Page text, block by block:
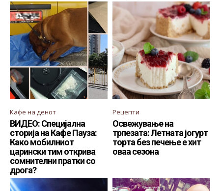
Кафе на денот
ВИДЕО: Специјална
сторија на Кафе Пауза:
Како мобилниот
царински тим открива
сомнителни пратки со
дрога?
Рецепти
Освежување на
трпезата: Летната јогурт
торта без печење е хит
оваа сезона